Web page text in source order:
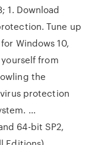
1. Download
Tune up
Windows 10,
yourself from
the
protection
...
64-bit SP2,